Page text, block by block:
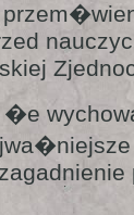
�e